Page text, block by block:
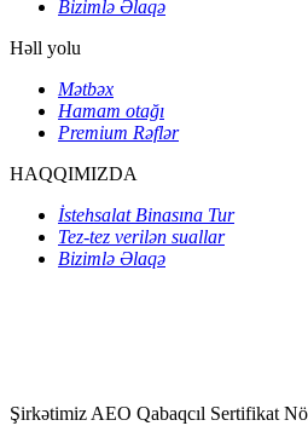
Bizimlə Əlaqə
Həll yolu
Mətbəx
Hamam otağı
Premium Rəflər
HAQQIMIZDA
İstehsalat Binasına Tur
Tez-tez verilən suallar
Bizimlə Əlaqə
Şirkətimiz AEO Qabaqcıl Sertifikat